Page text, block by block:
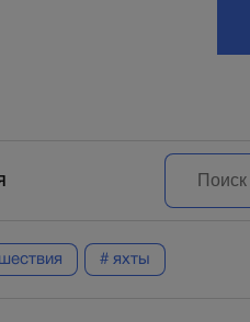
# яхты